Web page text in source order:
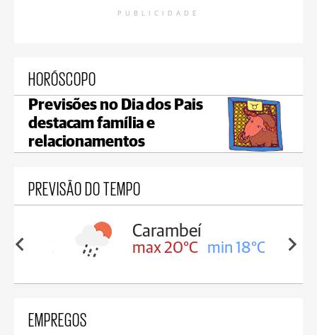
PUBLICIDADE
HORÓSCOPO
Previsões no Dia dos Pais
destacam família e
relacionamentos
PREVISÃO DO TEMPO
18°C
Carambeí
max 20°C min 18°C
EMPREGOS